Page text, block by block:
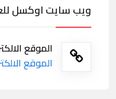
ويب سايت اوكسل
الموقع
الموقع